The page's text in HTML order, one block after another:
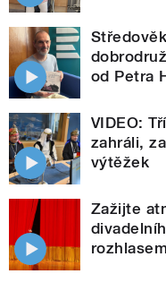
od Petra
VIDEO:
zahráli,
výtěžek
Zažijte